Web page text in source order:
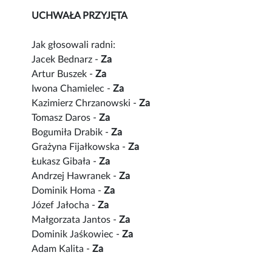
UCHWAŁA PRZYJĘTA
Jak głosowali radni:
Jacek Bednarz -Za
Artur Buszek -Za
Iwona Chamielec -Za
Kazimierz Chrzanowski -Za
Tomasz Daros -Za
Bogumiła Drabik -Za
Grażyna Fijałkowska -Za
Łukasz Gibała -Za
Andrzej Hawranek -Za
Dominik Homa -Za
Józef Jałocha -Za
Małgorzata Jantos -Za
Dominik Jaśkowiec -Za
Adam Kalita -Za